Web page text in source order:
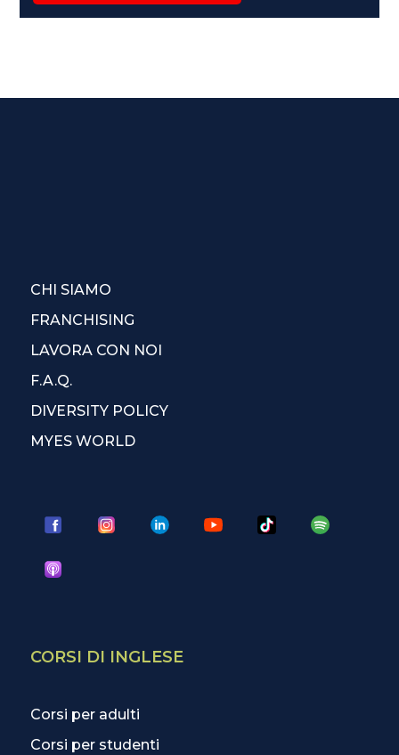
CHI SIAMO
FRANCHISING
LAVORA CON NOI
F.A.Q.
DIVERSITY POLICY
MYES WORLD
CORSI DI INGLESE
Corsi per adulti
Corsi per studenti